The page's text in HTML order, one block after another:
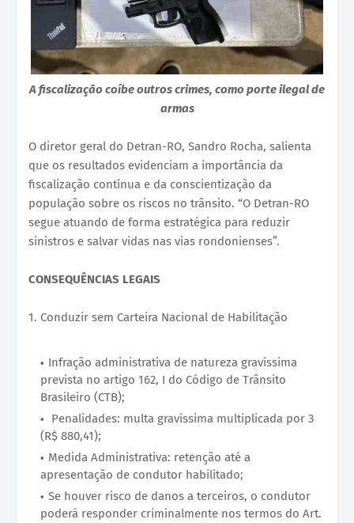
A fiscalização coíbe outros crimes, como porte ilegal de
armas
O diretor geral do Detran-RO, Sandro Rocha, salienta
que os resultados evidenciam a importância da
fiscalização contínua e da conscientização da
população sobre os riscos no trânsito. “O Detran-RO
segue atuando de forma estratégica para reduzir
sinistros e salvar vidas nas vias rondonienses”.
CONSEQUÊNCIAS LEGAIS
1. Conduzir sem Carteira Nacional de Habilitação
Infração administrativa de natureza gravíssima
prevista no artigo 162, I do Código de Trânsito
Brasileiro (CTB);
Penalidades: multa gravíssima multiplicada por 3
(R$ 880,41);
Medida Administrativa: retenção até a
apresentação de condutor habilitado;
Se houver risco de danos a terceiros, o condutor
poderá responder criminalmente nos termos do Art.